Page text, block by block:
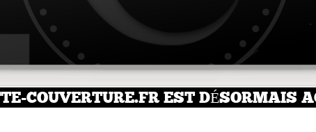
COUVERTURE.FR EST DÉSORMAIS